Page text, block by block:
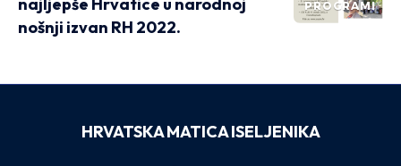
PROGRAMI
nošnji izvan RH 2022.
HRVATSKA MATICA ISELJENIKA